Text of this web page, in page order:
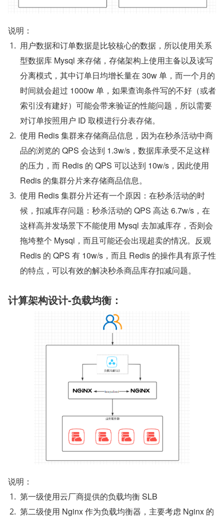
说明：
用户数据和订单数据是比较核心的数据，所以使用关系
型数据库 Mysql 来存储，存储架构上使用主备以及读写
分离模式，其中订单日均增长量在 30w 单，而一个月的
时间就会超过 1000w 单，如果查询条件写的不好（或者
索引没有建好）可能会带来验证的性能问题，所以需要
对订单按照用户 ID 取模进行分表存储。
使用 Redis 集群来存储商品信息，因为在秒杀活动中商
品的浏览的 QPS 会达到 1.3w/s，数据库承受不足这样
的压力，而 Redis 的 QPS 可以达到 10w/s，因此使用
Redis 的集群分片来存储商品信息。
使用 Redis 集群分片还有一个原因：在秒杀活动的时
候，扣减库存问题：秒杀活动的 QPS 高达 6.7w/s，在
这样高并发场景下不能使用 Mysql 去加减库存，否则会
拖垮整个 Mysql，而且可能还会出现超卖的情况。反观
Redis 的 QPS 有 10w/s，而且 Redis 的操作具有原子性
的特点，可以有效的解决秒杀商品库存扣减问题。
计算架构设计-负载均衡：
说明：
第一级使用云厂商提供的负载均衡 SLB
第二级使用 Nginx 作为负载均衡器，主要考虑 Nginx 的